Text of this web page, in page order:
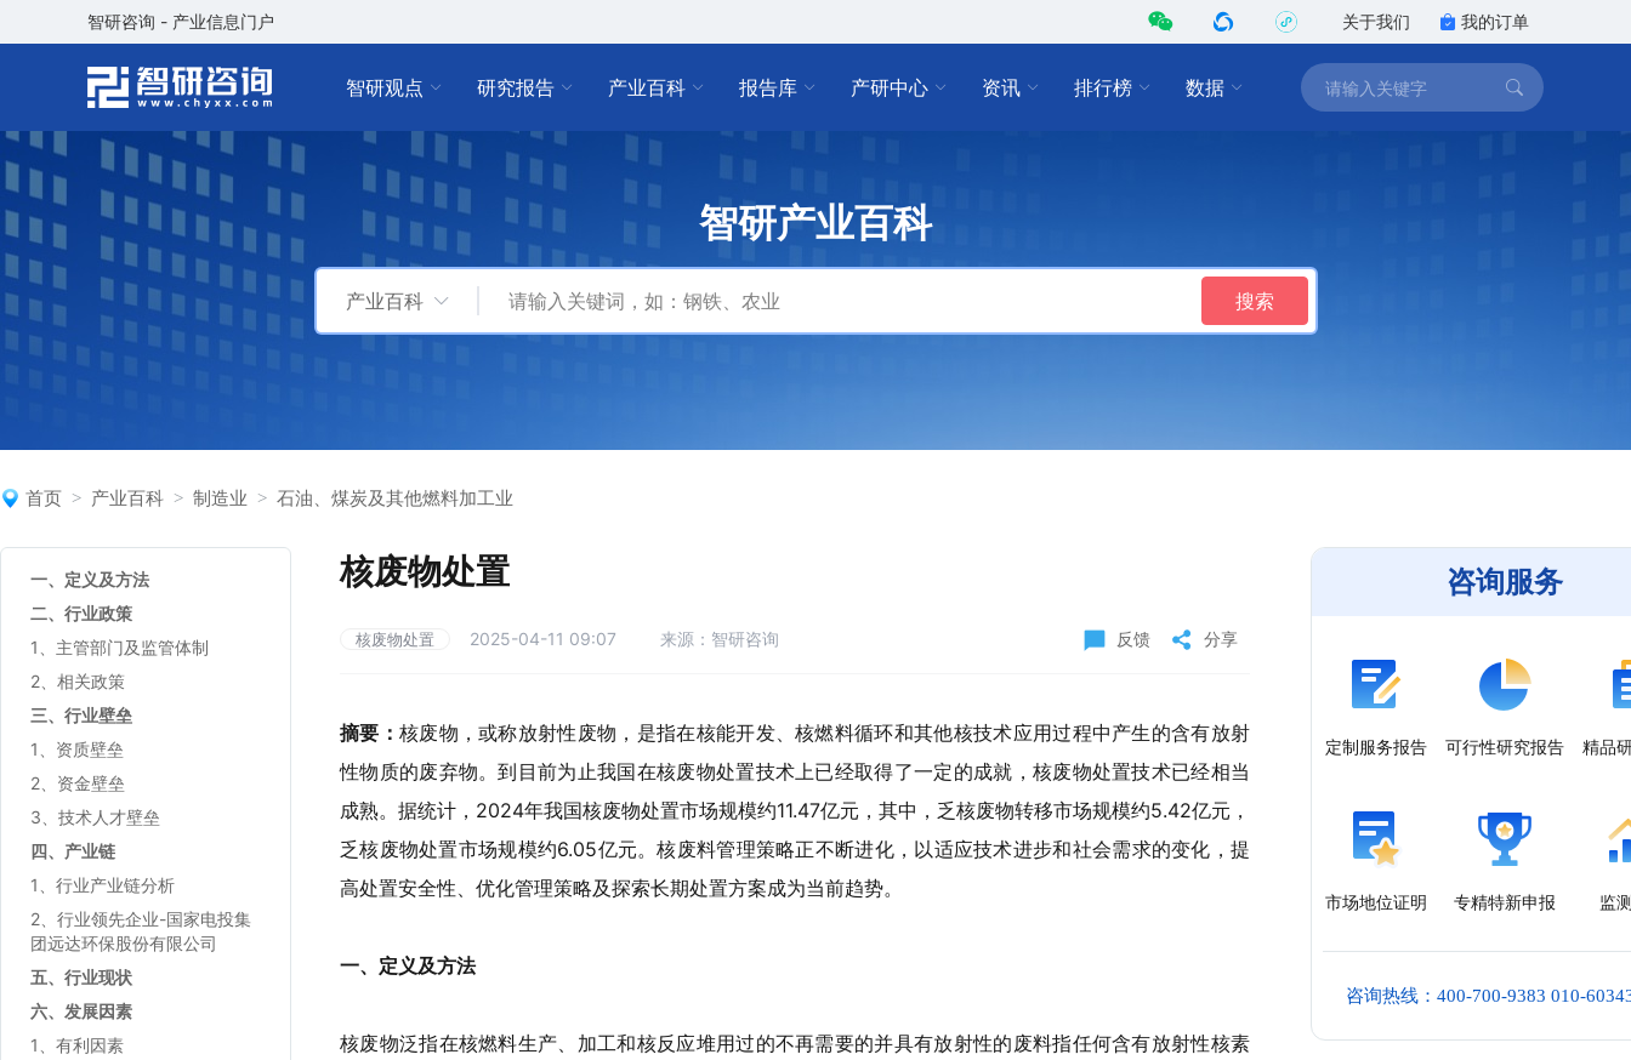
智研咨询 - 产业信息门户 关于我们 我的订单
智研观点 研究报告 产业百科 报告库 产研中心 资讯 排行榜 数据
智研产业百科
产业百科 搜索
首页 产业百科 制造业 石油、煤炭及其他燃料加工业
一、定义及方法
二、行业政策
1、主管部门及监管体制
2、相关政策
三、行业壁垒
1、资质壁垒
2、资金壁垒
3、技术人才壁垒
四、产业链
1、行业产业链分析
2、行业领先企业-国家电投集
团远达环保股份有限公司
五、行业现状
六、发展因素
1、有利因素
核废物处置
核废物处置 2025-04-11 09:07 来源：智研咨询 反馈 分享
摘要： 核废物，或称放射性废物，是指在核能开发、核燃料循环和其他核技术应用过程中产生的含有放射
性物质的废弃物。到目前为止我国在核废物处置技术上已经取得了一定的成就，核废物处置技术已经相当
成熟。据统计，2024年我国核废物处置市场规模约11.47亿元，其中，乏核废物转移市场规模约5.42亿元，
乏核废物处置市场规模约6.05亿元。核废料管理策略正不断进化，以适应技术进步和社会需求的变化，提
高处置安全性、优化管理策略及探索长期处置方案成为当前趋势。
一、定义及方法
核废物泛指在核燃料生产、加工和核反应堆用过的不再需要的并具有放射性的废料指任何含有放射性核素
咨询服务
定制服务报告 可行性研究报告 精品
市场地位证明 专精特新申报 监
咨询热线：400-700-9383 010-